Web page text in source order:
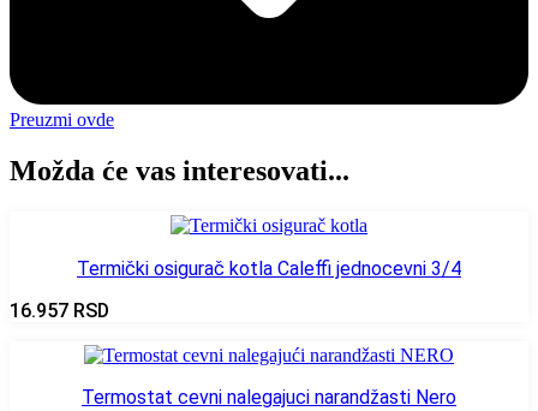
Preuzmi ovde
Možda će vas interesovati...
Termički osigurač kotla Caleffi jednocevni 3/4
16.957 RSD
Termostat cevni nalegajuci narandžasti Nero